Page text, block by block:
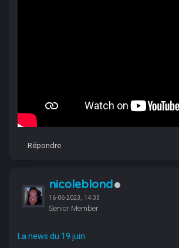
Répondre
nicoleblond
16-06-2023, 14:33
Senior Member
La news du 19 juin